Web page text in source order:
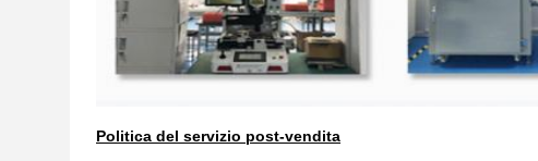
Politica del servizio post-vendita